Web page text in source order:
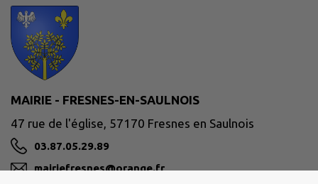
MAIRIE - FRESNES-EN-SAULNOIS
47 rue de l'église, 57170 Fresnes en Saulnois
03.87.05.29.89
mairiefresnes@orange.fr